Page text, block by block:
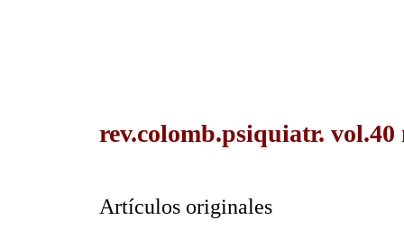
rev.colomb.psiquiatr. vol.40
Artículos originales